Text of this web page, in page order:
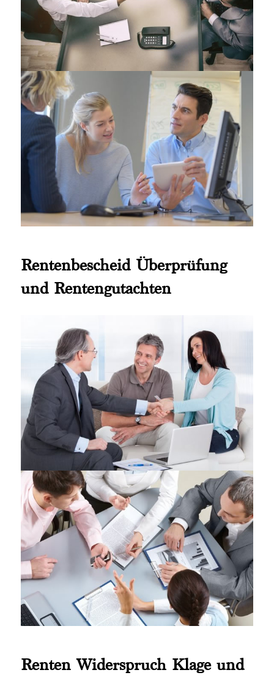
Rentenbescheid Überprüfung
und Rentengutachten
Renten Widerspruch Klage und